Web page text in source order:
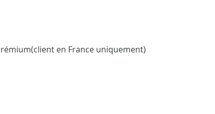
en France uniquement)